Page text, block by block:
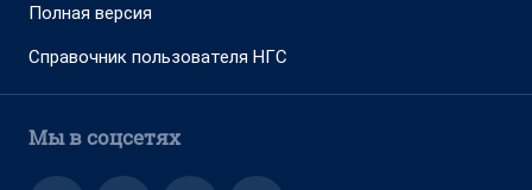
Полная версия
Справочник пользователя НГС
Мы в соцсетях